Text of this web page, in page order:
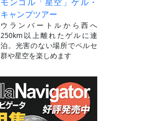
キャンプツアー
ウランバートルから西へ
250km以上離れたゲルに連
泊。光害のない場所でペルセ
群や星空を楽しめます